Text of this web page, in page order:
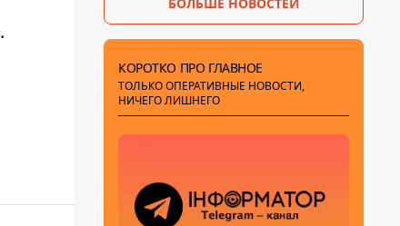
.
КОРОТКО ПРО ГЛАВНОЕ
ТОЛЬКО ОПЕРАТИВНЫЕ НОВОСТИ,
НИЧЕГО ЛИШНЕГО